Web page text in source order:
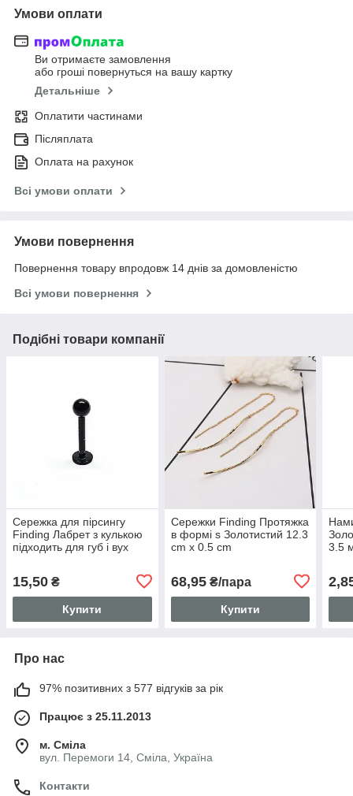
Умови оплати
Ви отримаєте замовлення
або гроші повернуться на вашу картку
Детальніше
Оплатити частинами
Післяплата
Оплата на рахунок
Всі умови оплати
Умови повернення
Повернення товару впродовж 14 днів за домовленістю
Всі умови повернення
Подібні товари компанії
Сережка для пірсингу
Finding Лабрет з кулькою
підходить для губ і вух
15,50 ₴
Купити
Сережки Finding Протяжка
в формі s Золотистий 12.3
cm x 0.5 cm
68,95₴/пара
Купити
3.5
Про нас
97% позитивних з 577 відгуків за рік
Працює з 25.11.2013
м. Сміла
вул. Перемоги 14, Сміла, Україна
Контакти